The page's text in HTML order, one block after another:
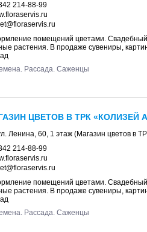
214-88-99
помещений цветами. Свадебный
растения. В продаже сувениры,
Рассада. Саженцы
ЦВЕТОВ В ТРК «КОЛИЗЕЙ
Ленина, 60, 1 этаж (Магазин цветов в
214-88-99
помещений цветами. Свадебный
растения. В продаже сувениры,
Рассада. Саженцы